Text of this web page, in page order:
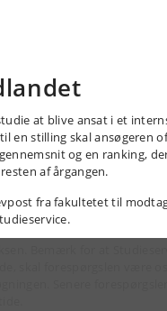
at blive ansat i et
en stilling skal ansøgeren
og en ranking,
af årgangen.
fra fakultetet til
Senere forespørgsler